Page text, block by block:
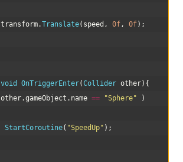
transform.Translate( speed , 0f, 0f) ;
void OnTriggerEnter(Collider other) {
other.gameObject . name == "Sphere"
)
StartCoroutine( "SpeedUp" ) ;